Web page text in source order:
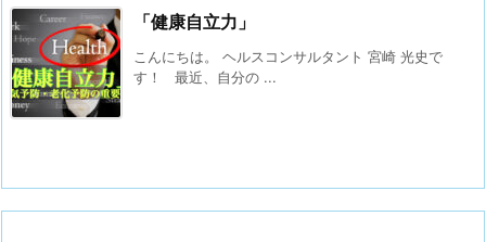
「健康自立力」
こんにちは。 ヘルスコンサルタント 宮崎 光史で
す！ 最近、自分の ...